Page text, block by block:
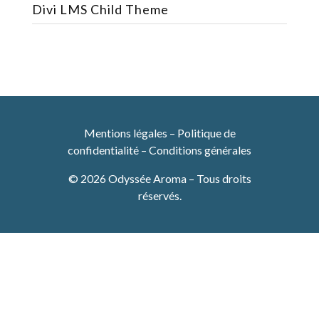
Divi LMS Child Theme
Mentions légales – Politique de
confidentialité – Conditions générales
© 2026 Odyssée Aroma – Tous droits
réservés.